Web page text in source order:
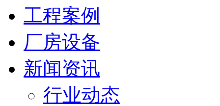
工程案例
厂房设备
新闻资讯
行业动态